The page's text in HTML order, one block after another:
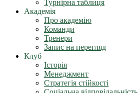
Турнірна таблиця
Академія
Про академію
Команди
Тренери
Запис на перегляд
Клуб
Історія
Менеджмент
Стратегія стійкості